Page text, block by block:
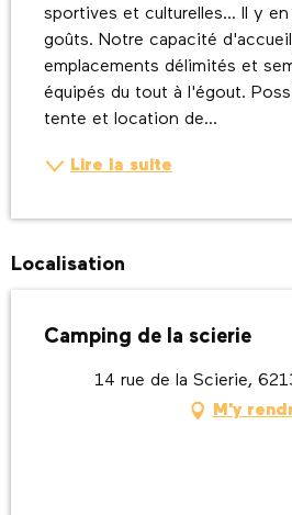
sportives et culturelles... Il y
goûts. Notre capacité
emplacements délimités et
équipés du tout à l'égout.
tente et location de...
Lire la suite
Localisation
Camping de la scierie
14 rue de la Scierie,
M'y